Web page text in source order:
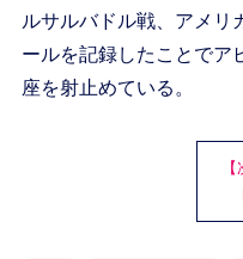
ルサルバドル戦、アメリ
ールを記録したことでア
座を射止めている。